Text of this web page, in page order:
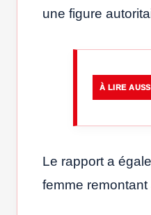
une figure
À LIRE AUSSI
Le rapport a
femme remontant